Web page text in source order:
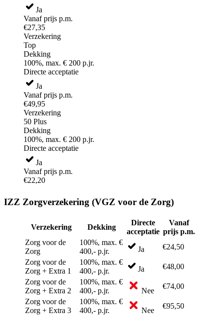
Ja
Vanaf prijs p.m.
€27,35
Verzekering
Top
Dekking
100%, max. € 200 p.jr.
Directe acceptatie
Ja
Vanaf prijs p.m.
€49,95
Verzekering
50 Plus
Dekking
100%, max. € 200 p.jr.
Directe acceptatie
Ja
Vanaf prijs p.m.
€22,20
IZZ Zorgverzekering (VGZ voor de Zorg)
Verzekering Dekking
Directe
acceptatie
Vanaf
prijs p.m.
Zorg voor de
Zorg
100%, max. €
400,- p.jr.
Ja
€24,50
Zorg voor de
Zorg + Extra 1
100%, max. €
400,- p.jr.
Ja
€48,00
Zorg voor de
Zorg + Extra 2
100%, max. €
400,- p.jr.
Nee
€74,00
Zorg voor de
Zorg + Extra 3
100%, max. €
400,- p.jr.
Nee
€95,50